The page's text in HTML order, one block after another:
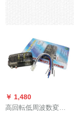
￥ 1,480
高回転低周波数変换